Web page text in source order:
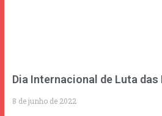
Dia Internacional de Luta das
8 de junho de 2022